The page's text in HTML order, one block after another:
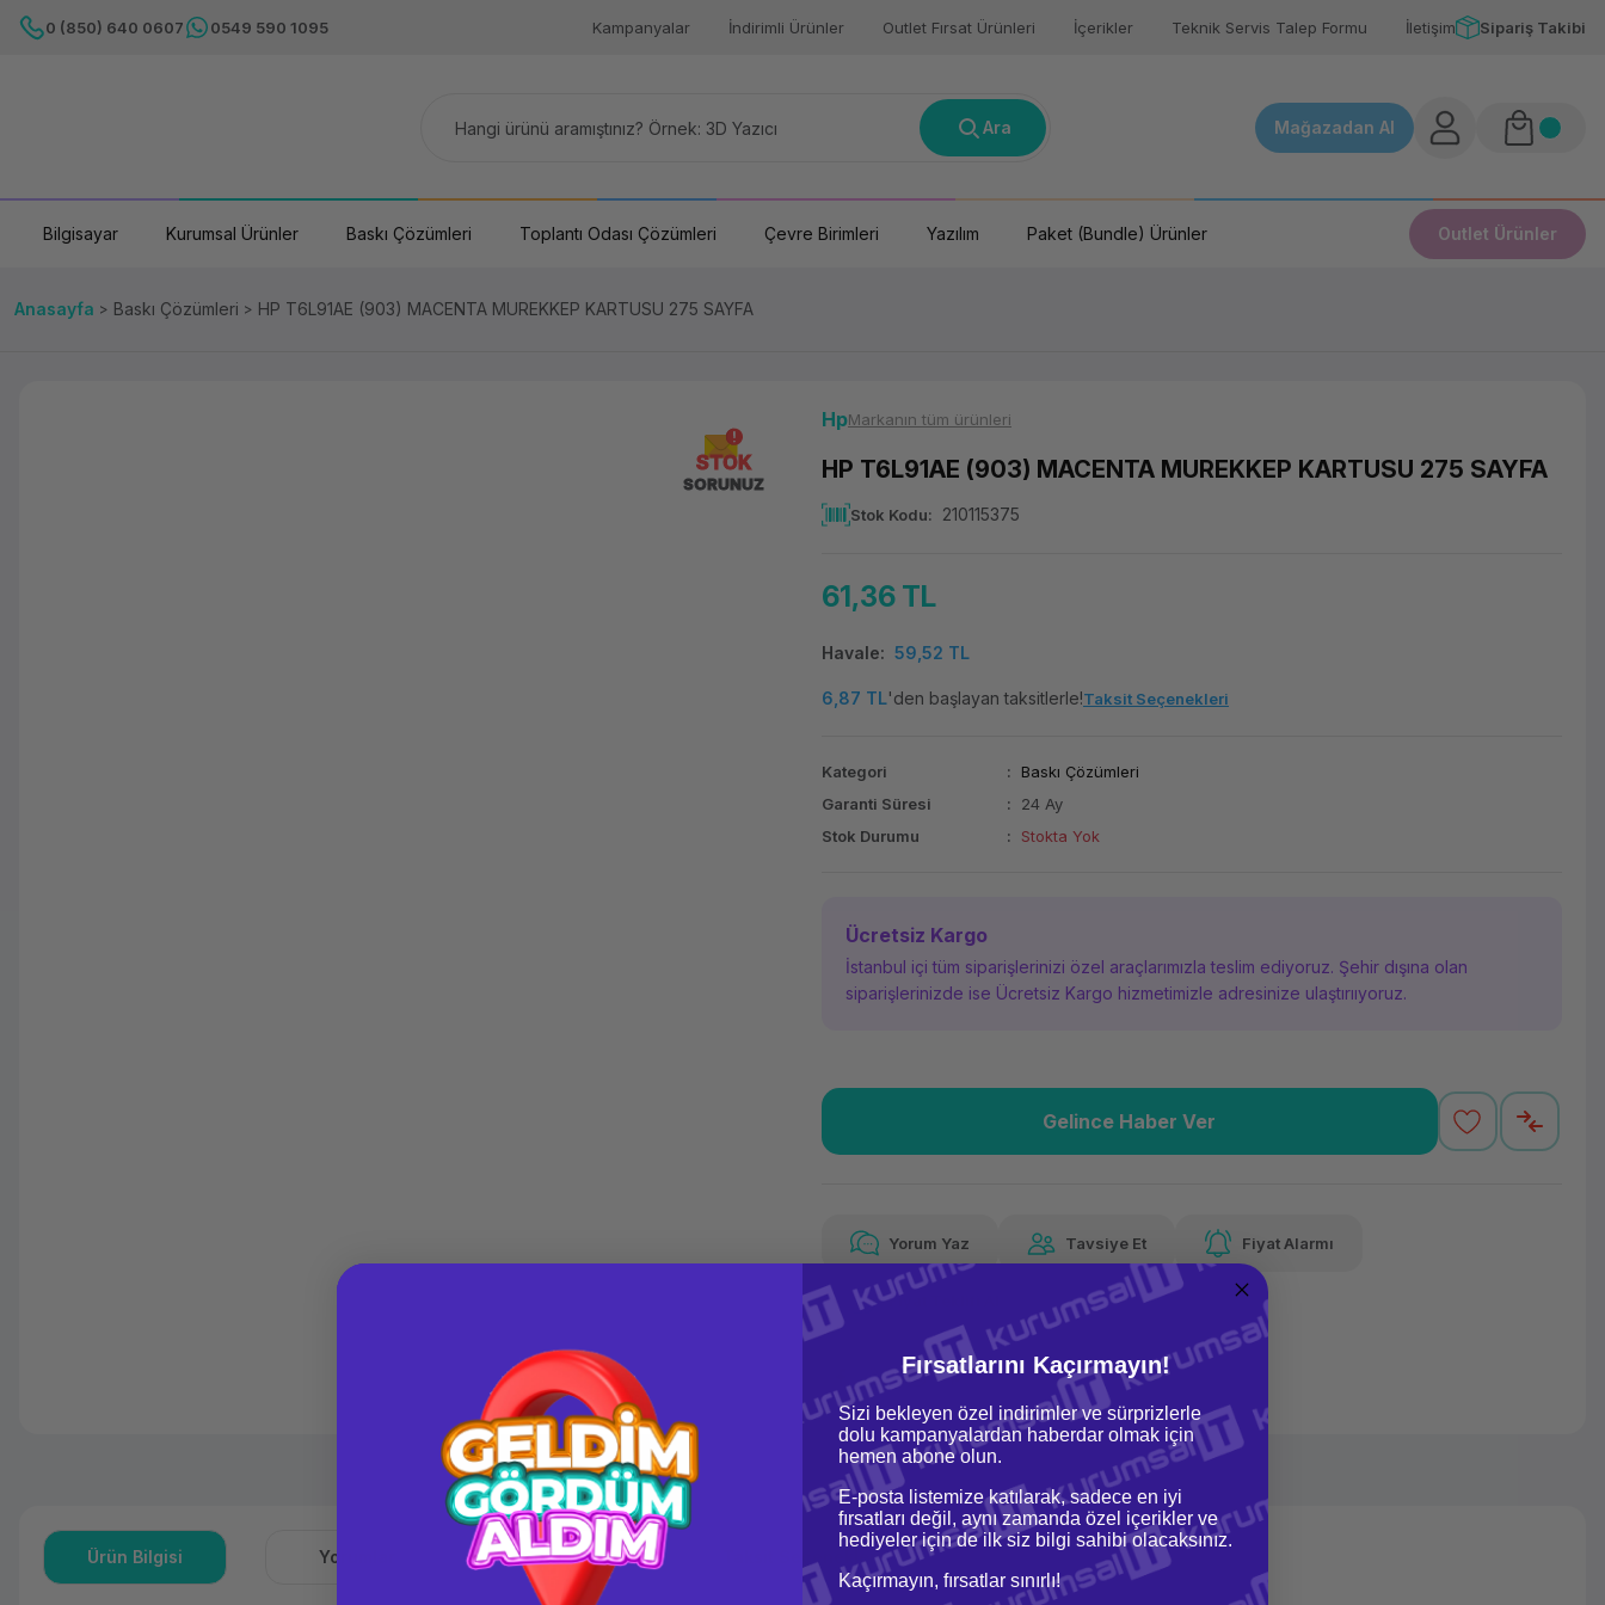
0 (850) 640 0607 0549 590 1095 Kampanyalar İndirimli Ürünler Outlet Fırsat Ürünleri İçerikler Teknik Servis Talep Formu İletişim Sipariş Takibi
Ara Mağazadan Al
Bilgisayar Kurumsal Ürünler Baskı Çözümleri Toplantı Odası Çözümleri Çevre Birimleri Yazılım Paket (Bundle) Ürünler Outlet Ürünler
Anasayfa Baskı Çözümleri HP T6L91AE (903) MACENTA MUREKKEP KARTUSU 275 SAYFA
STOK
SORUNUZ
HpMarkanın tüm ürünleri
HP T6L91AE (903) MACENTA MUREKKEP KARTUSU 275 SAYFA
Stok Kodu 210115375
61,36 TL
Havale 59,52 TL
6,87 TL'den başlayan taksitlerle!Taksit Seçenekleri
Kategori
Baskı Çözümleri
Garanti Süresi
24 Ay
Stok Durumu
Stokta Yok
Ücretsiz Kargo
İstanbul içi tüm siparişlerinizi özel araçlarımızla teslim ediyoruz. Şehir dışına olan
siparişlerinizde ise Ücretsiz Kargo hizmetimizle adresinize ulaştırııyoruz.
Aya varan taksit
Havalelerde
Özel indirim fırsatı
Gelince Haber Ver
Yorum Yaz Tavsiye Et Fiyat Alarmı
Fiyat Teklifi Al
Ürün Bilgisi Yorumlar Soru & Cevap Taksit Seçenekleri
Fırsatlarını Kaçırmayın!
Sizi bekleyen özel indirimler ve sürprizlerle
dolu kampanyalardan haberdar olmak için
hemen abone olun.
E-posta listemize katılarak, sadece en iyi
fırsatları değil, aynı zamanda özel içerikler ve
hediyeler için de ilk siz bilgi sahibi olacaksınız.
Kaçırmayın, fırsatlar sınırlı!